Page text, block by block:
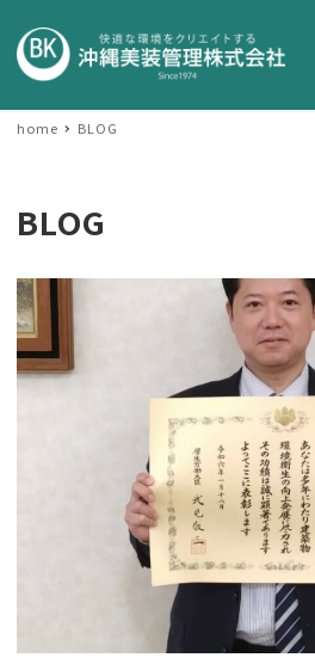
home BLOG
BLOG